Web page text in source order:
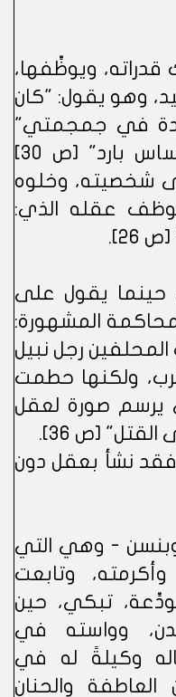
ويوظِّفها،
وهو يقول: "كان
في جمجمتي"
ويردف: "وفي صدري إحساس بارد" [ص 30]
شخصيته، وخلوه
عقله الذي:
حينما يقول على
المشهورة:
رجل نبيل
ولكنها حطمت
"ومضى يرسم صورة لعقل
[ص 36].
فقد نشأ بعقل دون
- وهي التي
وتابعت
تبكي، حين
وواسته في
وكيلةً له في
والحنان